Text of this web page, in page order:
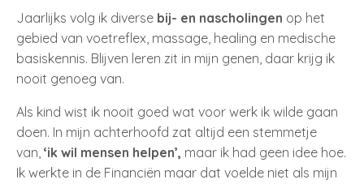
Jaarlijks volg ik diverse bij- en nascholingen op het
gebied van voetreflex, massage, healing en medische
basiskennis. Blijven leren zit in mijn genen, daar krijg ik
nooit genoeg van.
Als kind wist ik nooit goed wat voor werk ik wilde gaan
doen. In mijn achterhoofd zat altijd een stemmetje
van, ‘ik wil mensen helpen’, maar ik had geen idee hoe.
Ik werkte in de Financiën maar dat voelde niet als mijn